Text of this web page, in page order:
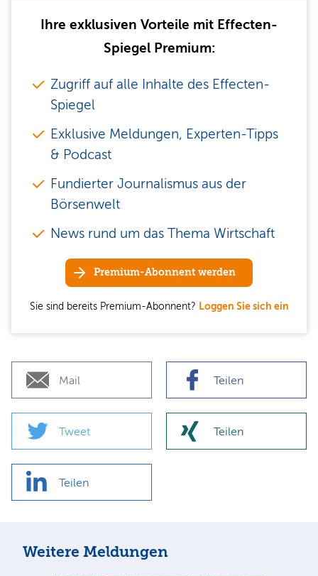
Ihre exklusiven Vorteile mit Effecten-
Spiegel Premium:
Zugriff auf alle Inhalte des Effecten-
Spiegel
Exklusive Meldungen, Experten-Tipps
& Podcast
Fundierter Journalismus aus der
Börsenwelt
News rund um das Thema Wirtschaft
Premium-Abonnent werden
Sie sind bereits Premium-Abonnent? Loggen Sie sich ein
Mail Teilen
Tweet Teilen
Teilen
Weitere Meldungen